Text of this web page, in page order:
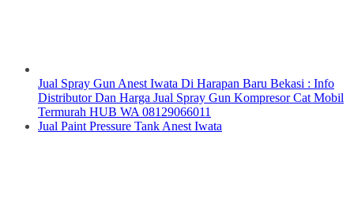
Jual Spray Gun Anest Iwata Di Harapan Baru Bekasi : Info
Distributor Dan Harga Jual Spray Gun Kompresor Cat Mobil
Termurah HUB WA 08129066011
Jual Paint Pressure Tank Anest Iwata